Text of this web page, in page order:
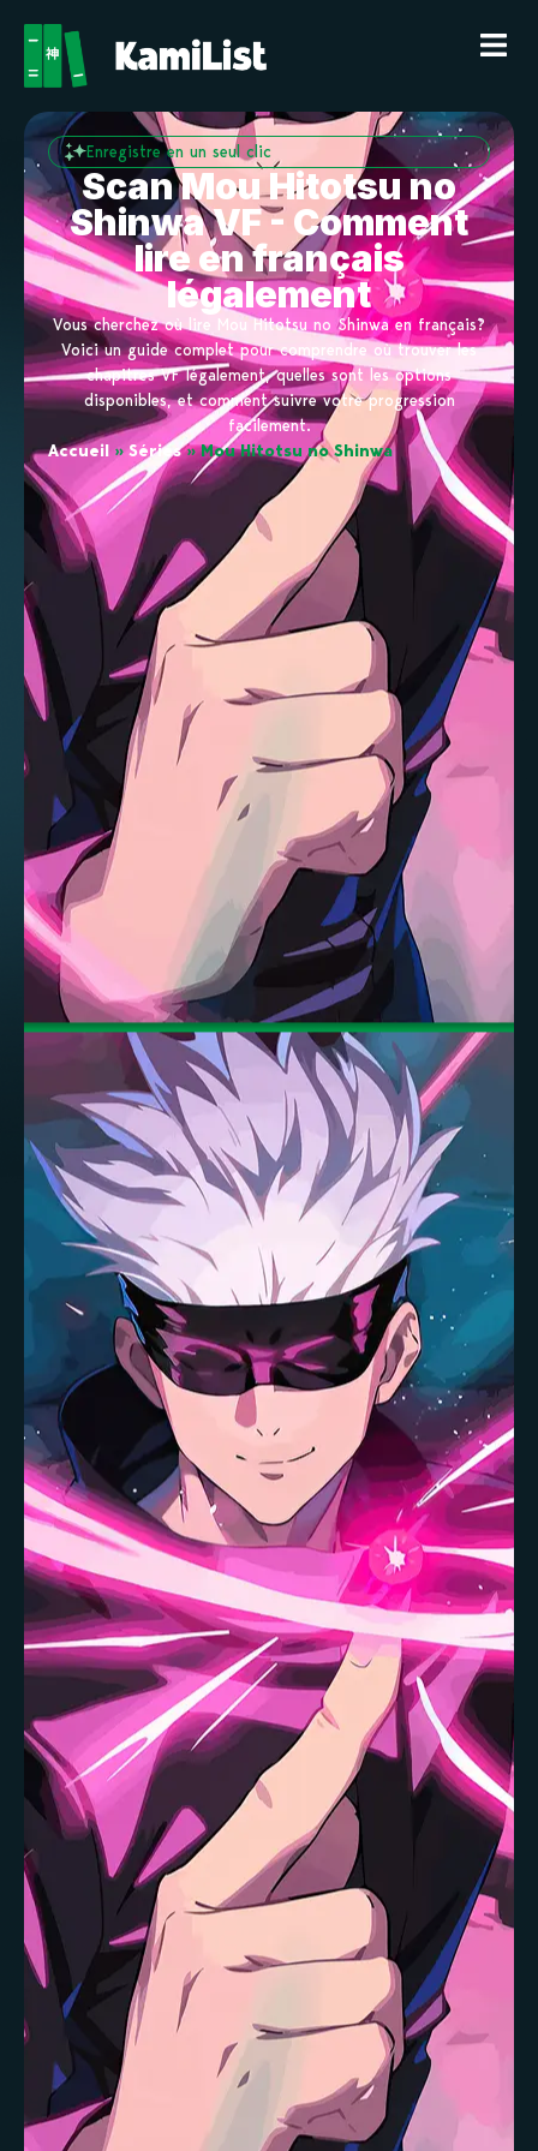
Enregistre en un seul clic
Scan Mou Hitotsu no
Shinwa VF - Comment
lire en français
légalement
Vous cherchez où lire Mou Hitotsu no Shinwa en français?
Voici un guide complet pour comprendre où trouver les
chapitres VF légalement, quelles sont les options
disponibles, et comment suivre votre progression
facilement.
Accueil » Séries»Mou Hitotsu no Shinwa